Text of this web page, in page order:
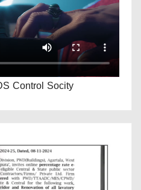
Control Socity